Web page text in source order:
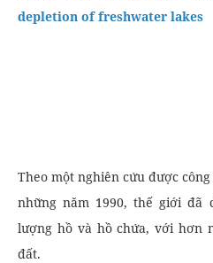
depletion of freshwater lakes
Theo một nghiên cứu được
những năm 1990, thế giới đã
lượng hồ và hồ chứa, với hơn
đất.